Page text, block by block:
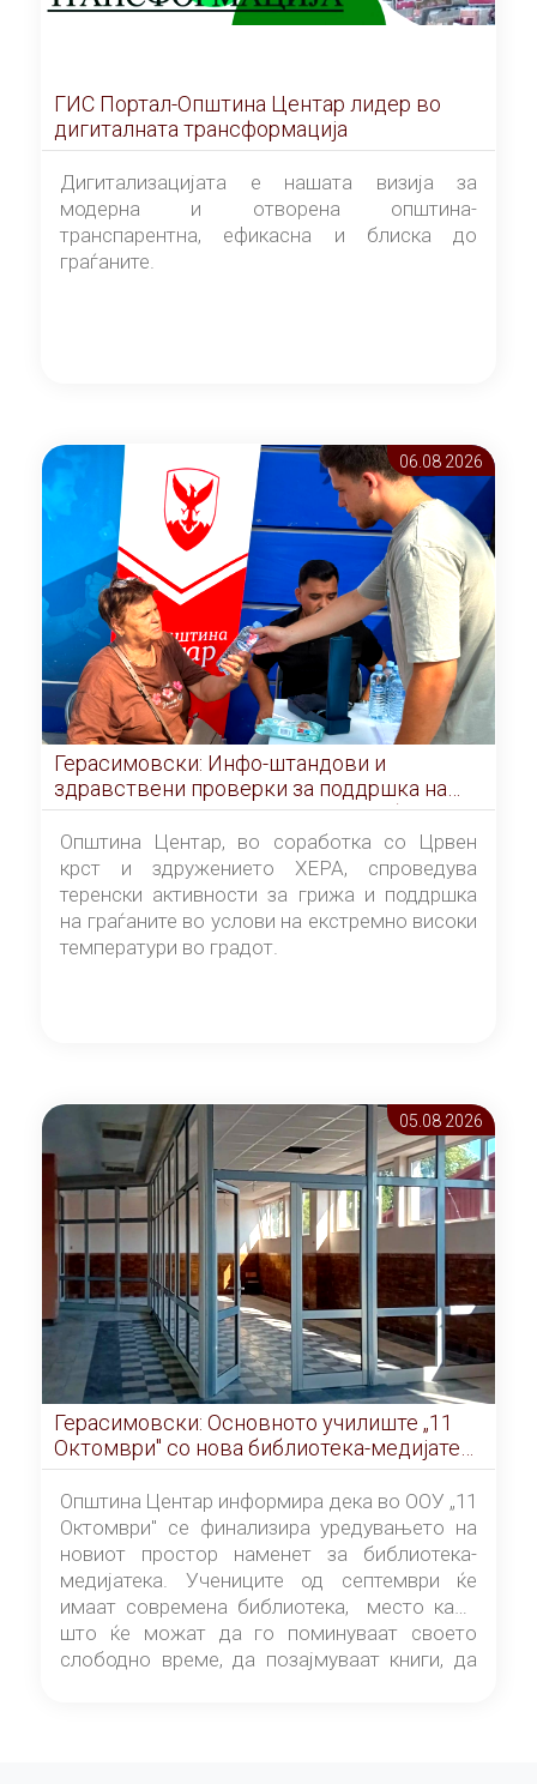
ГИС Портал-Општина Центар лидер во
дигиталната трансформација
Дигитализацијата е нашата визија за
модерна и отворена општина-
транспарентна, ефикасна и блиска до
граѓаните.
06.08 2026
Герасимовски: Инфо-штандови и
здравствени проверки за поддршка на
граѓаните во услови на топлотен бран
Општина Центар, во соработка со Црвен
крст и здружението ХЕРА, спроведува
теренски активности за грижа и поддршка
на граѓаните во услови на екстремно високи
температури во градот.
05.08 2026
Герасимовски: Основното училиште „11
Октомври" со нова библиотека-медијатека
од септември
Општина Центар информира дека во ООУ „11
Октомври" се финализира уредувањето на
новиот простор наменет за библиотека-
медијатека. Учениците од септември ќе
имаат современа библиотека, место каде
што ќе можат да го поминуваат своето
слободно време, да позајмуваат книги, да